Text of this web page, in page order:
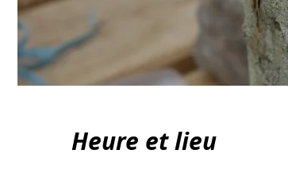
Heure et lieu